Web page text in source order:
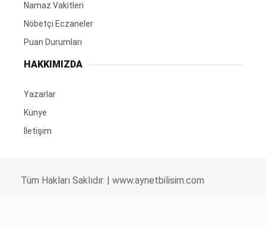
Namaz Vakitleri
Nöbetçi Eczaneler
Puan Durumları
HAKKIMIZDA
Yazarlar
Künye
İletişim
Tüm Hakları Saklıdır. | www.aynetbilisim.com